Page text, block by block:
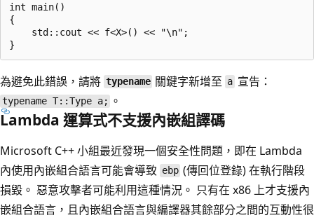
int main()
{
    std::cout << f<X>() << "\n";
為避免此錯誤，請將 typename 關鍵字新增至 a宣告：
typename T::Type a; 。
Lambda 運算式不支援內嵌組譯碼
Microsoft C++ 小組最近發現一個安全性問題，即在 Lambda
內使用內嵌組合語言可能會導致 ebp (傳回位登錄) 在執行階段
損毀。 惡意攻擊者可能利用這種情況。 只有在 x86 上才支援內
嵌組合語言，且內嵌組合語言與編譯器其餘部分之間的互動性很